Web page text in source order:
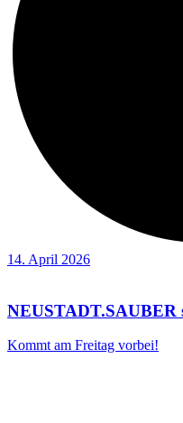
14. April 2026
NEUSTADT.SAUBER
Kommt am Freitag vorbei!